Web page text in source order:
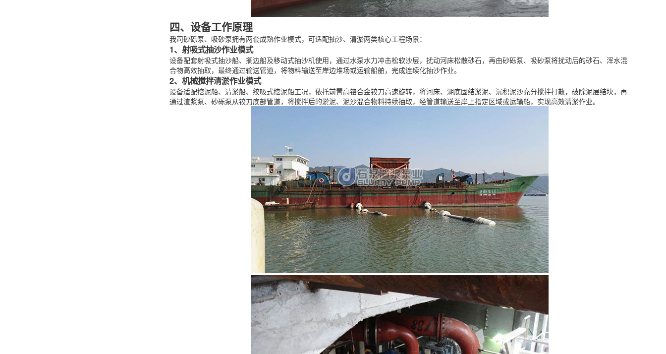
四、设备工作原理
我司砂砾泵、吸砂泵拥有两套成熟作业模式，可适配抽沙、清淤两类核心工程场景：
1、射吸式抽沙作业模式
设备配套射吸式抽沙船、搁边船及移动式抽沙机使用，通过水泵水力冲击松软沙层，扰动河床松散砂石，再由砂砾泵、吸砂泵将扰动后的砂石、浑水混
合物高效抽取，最终通过输送管道，将物料输送至岸边堆场或运输船舶，完成连续化抽沙作业。
2、机械搅拌清淤作业模式
设备适配挖泥船、清淤船、绞吸式挖泥船工况，依托前置高铬合金铰刀高速旋转，将河床、湖底固结淤泥、沉积泥沙充分搅拌打散，破除泥层结块，再
通过渣浆泵、砂砾泵从铰刀底部管道，将搅拌后的淤泥、泥沙混合物料持续抽取，经管道输送至岸上指定区域或运输船，实现高效清淤作业。